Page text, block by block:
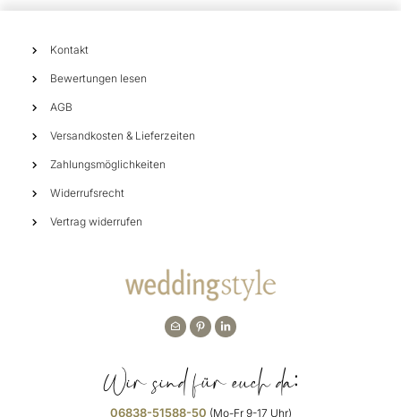
Kontakt
Bewertungen lesen
AGB
Versandkosten & Lieferzeiten
Zahlungsmöglichkeiten
Widerrufsrecht
Vertrag widerrufen
Wir sind für euch da:
06838-51588-50 (Mo-Fr 9-17 Uhr)